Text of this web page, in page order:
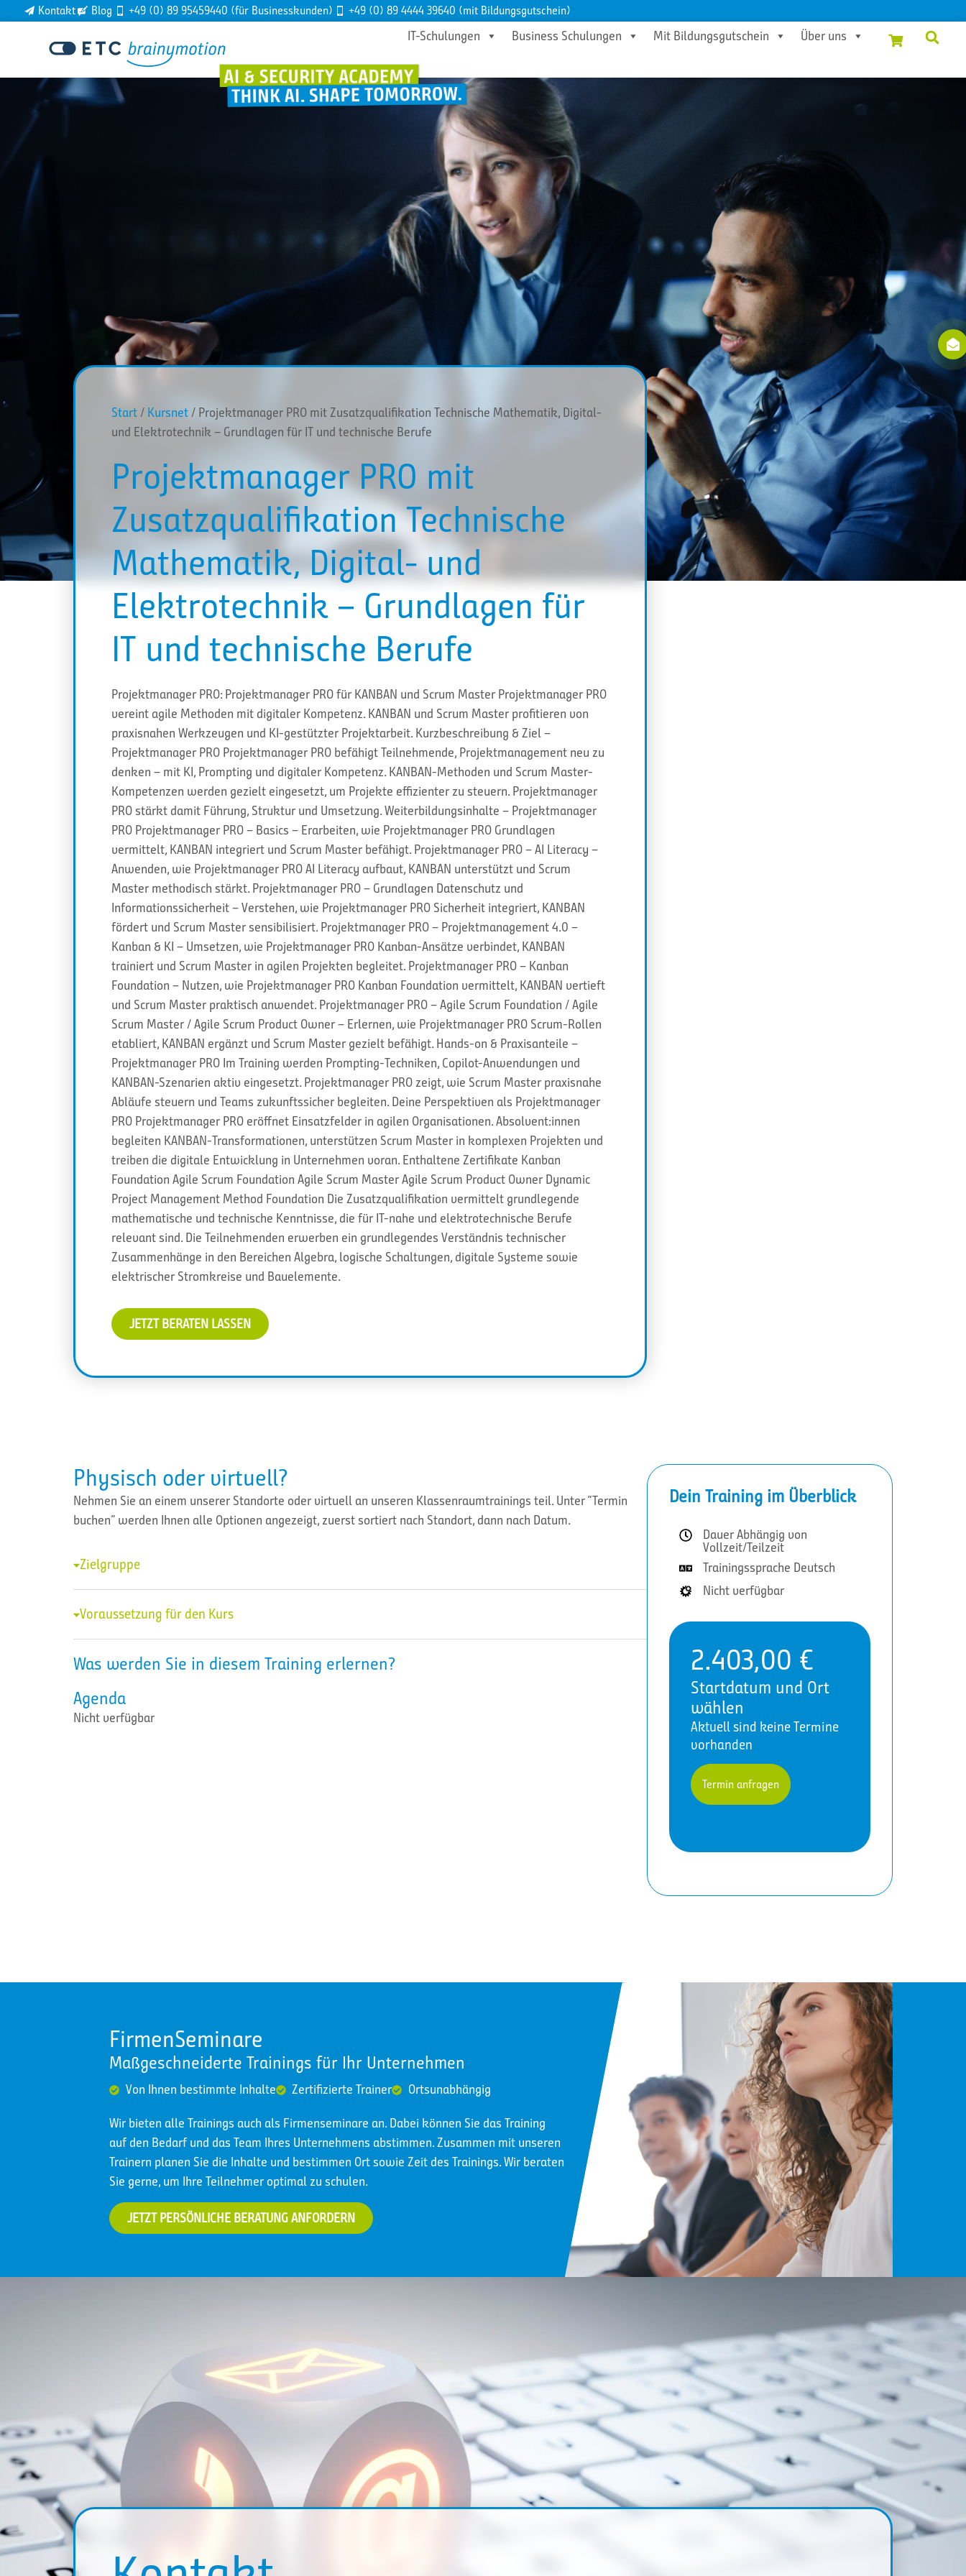
Kontakt Blog +49 (0) 89 95459440 (für Businesskunden) +49 (0) 89 4444 39640 (mit Bildungsgutschein)
IT-Schulungen Business Schulungen Mit Bildungsgutschein Über uns
Start / Kursnet/ Projektmanager PRO mit Zusatzqualifikation Technische Mathematik, Digital-
und Elektrotechnik – Grundlagen für IT und technische Berufe
Projektmanager PRO mit
Zusatzqualifikation Technische
Mathematik, Digital- und
Elektrotechnik – Grundlagen für
IT und technische Berufe
Projektmanager PRO: Projektmanager PRO für KANBAN und Scrum Master Projektmanager PRO
vereint agile Methoden mit digitaler Kompetenz. KANBAN und Scrum Master profitieren von
praxisnahen Werkzeugen und KI-gestützter Projektarbeit. Kurzbeschreibung & Ziel –
Projektmanager PRO Projektmanager PRO befähigt Teilnehmende, Projektmanagement neu zu
denken – mit KI, Prompting und digitaler Kompetenz. KANBAN-Methoden und Scrum Master-
Kompetenzen werden gezielt eingesetzt, um Projekte effizienter zu steuern. Projektmanager
PRO stärkt damit Führung, Struktur und Umsetzung. Weiterbildungsinhalte – Projektmanager
PRO Projektmanager PRO – Basics – Erarbeiten, wie Projektmanager PRO Grundlagen
vermittelt, KANBAN integriert und Scrum Master befähigt. Projektmanager PRO – AI Literacy –
Anwenden, wie Projektmanager PRO AI Literacy aufbaut, KANBAN unterstützt und Scrum
Master methodisch stärkt. Projektmanager PRO – Grundlagen Datenschutz und
Informationssicherheit – Verstehen, wie Projektmanager PRO Sicherheit integriert, KANBAN
fördert und Scrum Master sensibilisiert. Projektmanager PRO – Projektmanagement 4.0 –
Kanban & KI – Umsetzen, wie Projektmanager PRO Kanban-Ansätze verbindet, KANBAN
trainiert und Scrum Master in agilen Projekten begleitet. Projektmanager PRO – Kanban
Foundation – Nutzen, wie Projektmanager PRO Kanban Foundation vermittelt, KANBAN vertieft
und Scrum Master praktisch anwendet. Projektmanager PRO – Agile Scrum Foundation / Agile
Scrum Master / Agile Scrum Product Owner – Erlernen, wie Projektmanager PRO Scrum-Rollen
etabliert, KANBAN ergänzt und Scrum Master gezielt befähigt. Hands-on & Praxisanteile –
Projektmanager PRO Im Training werden Prompting-Techniken, Copilot-Anwendungen und
KANBAN-Szenarien aktiv eingesetzt. Projektmanager PRO zeigt, wie Scrum Master praxisnahe
Abläufe steuern und Teams zukunftssicher begleiten. Deine Perspektiven als Projektmanager
PRO Projektmanager PRO eröffnet Einsatzfelder in agilen Organisationen. Absolvent:innen
begleiten KANBAN-Transformationen, unterstützen Scrum Master in komplexen Projekten und
treiben die digitale Entwicklung in Unternehmen voran. Enthaltene Zertifikate Kanban
Foundation Agile Scrum Foundation Agile Scrum Master Agile Scrum Product Owner Dynamic
Project Management Method Foundation Die Zusatzqualifikation vermittelt grundlegende
mathematische und technische Kenntnisse, die für IT-nahe und elektrotechnische Berufe
relevant sind. Die Teilnehmenden erwerben ein grundlegendes Verständnis technischer
Zusammenhänge in den Bereichen Algebra, logische Schaltungen, digitale Systeme sowie
elektrischer Stromkreise und Bauelemente.
JETZT BERATEN LASSEN
Physisch oder virtuell?
Nehmen Sie an einem unserer Standorte oder virtuell an unseren Klassenraumtrainings teil. Unter “Termin
buchen” werden Ihnen alle Optionen angezeigt, zuerst sortiert nach Standort, dann nach Datum.
Zielgruppe
Voraussetzung für den Kurs
Was werden Sie in diesem Training erlernen?
Agenda
Nicht verfügbar
Dein Training im Überblick
Dauer Abhängig von
Vollzeit/Teilzeit
Trainingssprache Deutsch
Nicht verfügbar
2.403,00 €
Startdatum und Ort
wählen
Aktuell sind keine Termine
vorhanden
Termin anfragen
FirmenSeminare
Maßgeschneiderte Trainings für Ihr Unternehmen
Von Ihnen bestimmte Inhalte Zertifizierte Trainer Ortsunabhängig
Wir bieten alle Trainings auch als Firmenseminare an. Dabei können Sie das Training
auf den Bedarf und das Team Ihres Unternehmens abstimmen. Zusammen mit unseren
Trainern planen Sie die Inhalte und bestimmen Ort sowie Zeit des Trainings. Wir beraten
Sie gerne, um Ihre Teilnehmer optimal zu schulen.
JETZT PERSÖNLICHE BERATUNG ANFORDERN